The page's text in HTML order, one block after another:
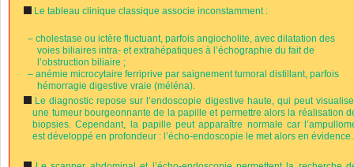
Le tableau clinique classique associe inconstamment :
–cholestase ou ictère fluctuant, parfois angiocholite, avec dilatation des
voies biliaires intra- et extrahépatiques à l’échographie du fait de
l’obstruction biliaire ;
–anémie microcytaire ferriprive par saignement tumoral distillant, parfois
hémorragie digestive vraie (méléna).
Le diagnostic repose sur l’endoscopie digestive haute, qui peut
une tumeur bourgeonnante de la papille et permettre alors la réalisation
biopsies. Cependant, la papille peut apparaître normale car
est développé en profondeur : l’écho-endoscopie le met alors en évidence.